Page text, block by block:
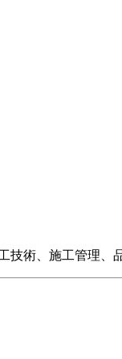
術、施工管理、